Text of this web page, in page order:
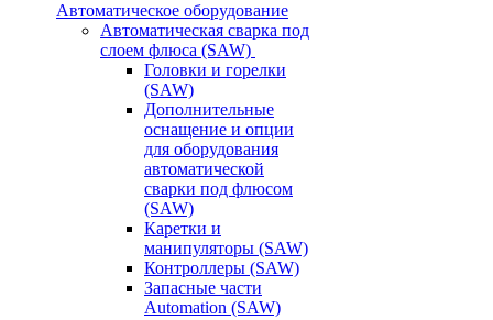
Автоматическое оборудование
Автоматическая сварка под
слоем флюса (SAW)
Головки и горелки
(SAW)
Дополнительные
оснащение и опции
для оборудования
автоматической
сварки под флюсом
(SAW)
Каретки и
манипуляторы (SAW)
Контроллеры (SAW)
Запасные части
Automation (SAW)